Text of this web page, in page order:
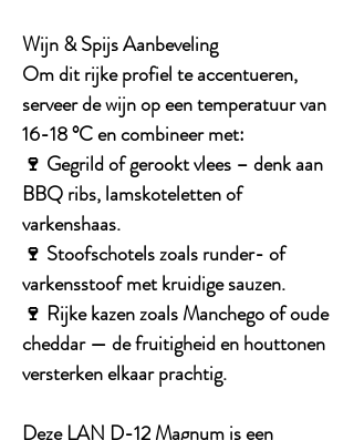
Wijn & Spijs Aanbeveling
Om dit rijke profiel te accentueren,
serveer de wijn op eentemperatuur van
16-18 °Cen combineer met:
🍷 Gegrild of gerookt vlees – denk aan
BBQ ribs, lamskoteletten of
varkenshaas.
🍷 Stoofschotelszoals runder- of
varkensstoof met kruidige sauzen.
🍷 Rijke kazenzoals Manchego of oude
cheddar — de fruitigheid en houttonen
versterken elkaar prachtig.
DezeLAN D-12 Magnumis een